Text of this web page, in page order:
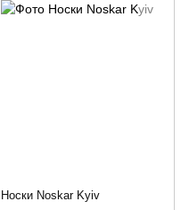
Носки Noskar Kyiv